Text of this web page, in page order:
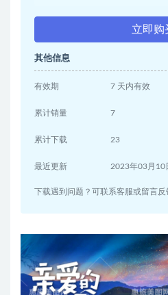
立即购
其他信息
有效期 7 天内有效
累计销量 7
累计下载 23
最近更新 2023年03月10
下载遇到问题？可联系客服或留言反